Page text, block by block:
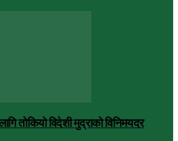
तोकियो विदेशी मुद्राको विनिमयदर